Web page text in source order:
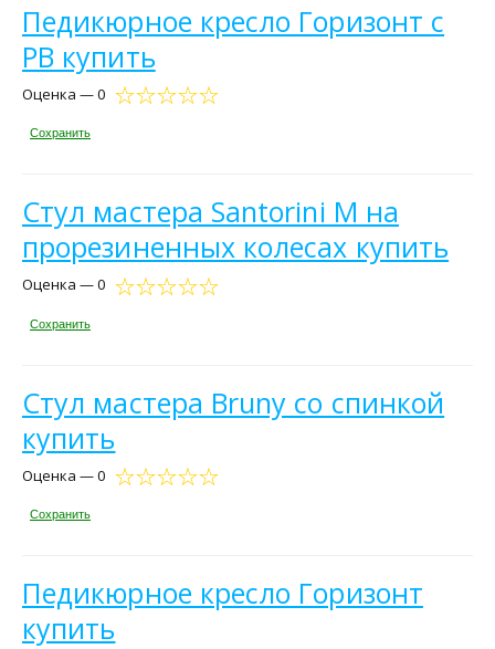
Педикюрное кресло Горизонт с
РВ купить
Оценка — 0
Сохранить
Стул мастера Santorini M на
прорезиненных колесах купить
Оценка — 0
Сохранить
Стул мастера Bruny со спинкой
купить
Оценка — 0
Сохранить
Педикюрное кресло Горизонт
купить